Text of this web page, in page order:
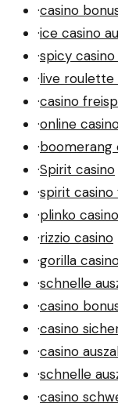
·casino
·ice casino
·spicy
·live roulette
·casino
·online
·boomerang
·Spirit casino
·spirit casino
·plinko
·rizzio casino
·gorilla
·schnelle
·casino
·casino
·casino
·schnelle
·casino